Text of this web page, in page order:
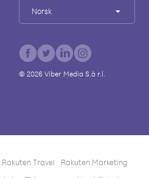
Norsk
© 2026Viber Media S.à r.l.
Rakuten Travel
Rakuten Marketing